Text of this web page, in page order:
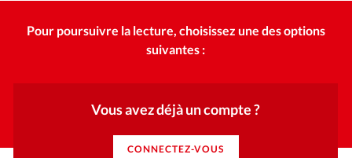
Pour poursuivre la lecture, choisissez une des options
suivantes :
Vous avez déjà un compte ?
CONNECTEZ-VOUS